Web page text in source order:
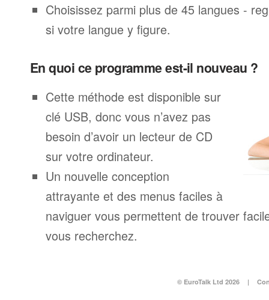
Choisissez parmi plus de 45 langues -
si votre langue y figure.
En quoi ce programme est-il nouveau ?
Cette méthode est disponible sur
clé USB, donc vous n’avez pas
besoin d’avoir un lecteur de CD
sur votre ordinateur.
Un nouvelle conception
attrayante et des menus faciles à
naviguer vous permettent de trouver
vous recherchez.
© EuroTalk Ltd 2026 |